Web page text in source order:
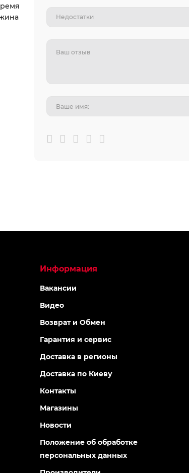
Информация
Вакансии
Видео
Возврат и Обмен
Гарантия и сервис
Доставка в регионы
Доставка по Киеву
Контакты
Магазины
Новости
Положение об обработке
персональных данных